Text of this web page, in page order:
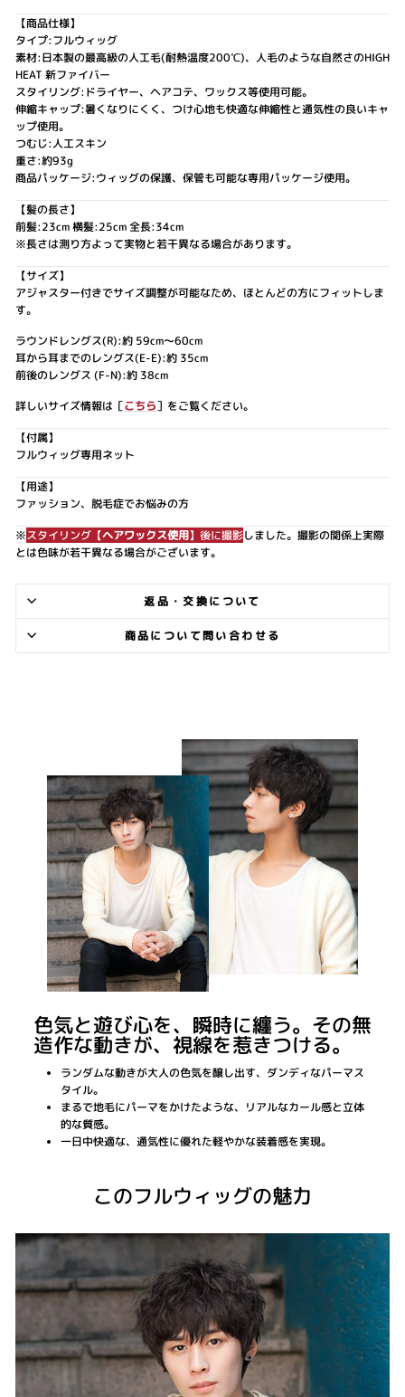
【商品仕様】
タイプ:フルウィッグ
素材:日本製の最高級の人工毛(耐熱温度200℃)、人毛のような自然さのHIGH
HEAT 新ファイバー
スタイリング:ドライヤー、ヘアコテ、ワックス等使用可能。
伸縮キャップ:暑くなりにくく、つけ心地も快適な伸縮性と通気性の良いキャ
ップ使用。
つむじ:人工スキン
重さ:約93g
商品パッケージ:ウィッグの保護、保管も可能な専用パッケージ使用。
【髪の長さ】
前髪:23cm 横髪:25cm 全長:34cm
※長さは測り方よって実物と若干異なる場合があります。
【サイズ】
アジャスター付きでサイズ調整が可能なため、ほとんどの方にフィットしま
す。
ラウンドレングス(R):約 59cm～60cm
耳から耳までのレングス(E-E):約 35cm
前後のレングス (F-N):約 38cm
詳しいサイズ情報は［こちら］をご覧ください。
【付属】
フルウィッグ専用ネット
【用途】
ファッション、脱毛症でお悩みの方
※スタイリング【ヘアワックス使用】後に撮影しました。撮影の関係上実際
とは色味が若干異なる場合がございます。
返品・交換について
商品について問い合わせる
色気と遊び心を、瞬時に纏う。その無
造作な動きが、視線を惹きつける。
ランダムな動きが大人の色気を醸し出す、ダンディなパーマス
タイル。
まるで地毛にパーマをかけたような、リアルなカール感と立体
的な質感。
一日中快適な、通気性に優れた軽やかな装着感を実現。
このフルウィッグの魅力